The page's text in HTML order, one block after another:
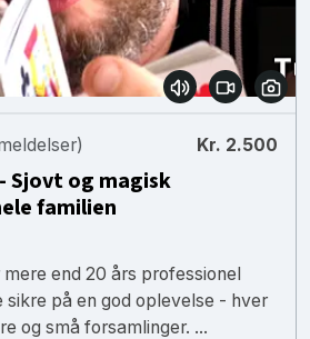
Kr. 2.500
Sjovt og magisk
familien
end 20 års professionel
på en god oplevelse - hver
og små forsamlinger. ...